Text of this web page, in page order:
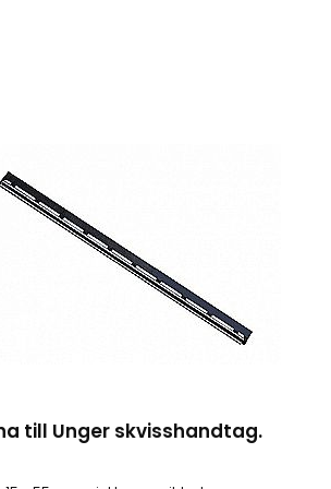
till Unger skvisshandtag.